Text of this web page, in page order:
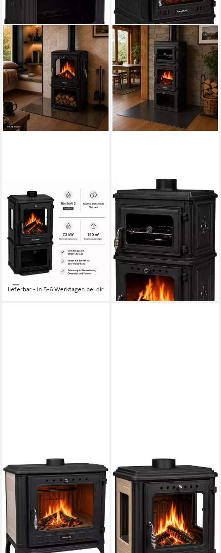
HANSEATIC
Kaminofen Mars
Nennwärmeleistung
83 % Wirkungsgrad
140 m³ max. Raumheizvermögen
Produktdatenblatt
1.449,00 € UVP 1.839,00 €
-21%
lieferbar - in 5-6 Werktagen bei dir
HANSEATIC
Kaminofen Minerva
7,1 kW Nennwärmeleistung
140 m³ max. Raumheizvermögen
Produktdatenblatt
1.699,00 € UVP 2.152,00 €
-21%
lieferbar - in 5-6 Werktagen bei dir